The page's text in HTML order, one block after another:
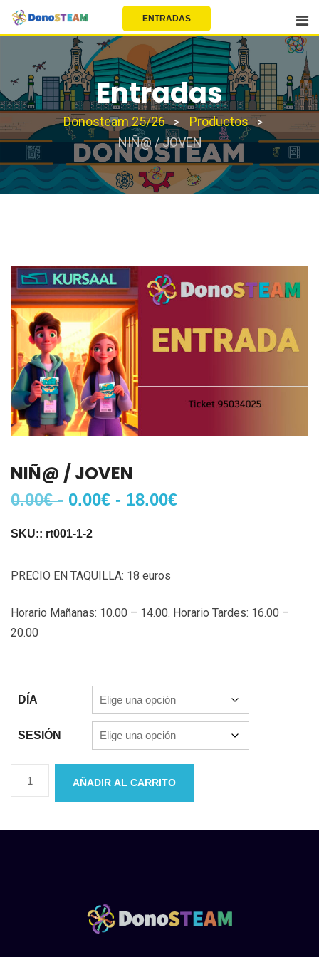
ENTRADAS
Entradas
Donosteam 25/26 > Productos >
NIÑ@ / JOVEN
NIÑ@ / JOVEN
0.00€- 0.00€ - 18.00€
SKU:: rt001-1-2
PRECIO EN TAQUILLA: 18 euros
Horario Mañanas: 10.00 – 14.00. Horario Tardes: 16.00 –
20.00
DÍA
SESIÓN
AÑADIR AL CARRITO